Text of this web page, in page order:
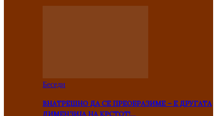
Беседи
ВНАТРЕШНО ДА СЕ ПРЕОБРАЗИМЕ – Е ДРУГАТА
ДИМЕНЗИЈА НА КРСТОТ!…